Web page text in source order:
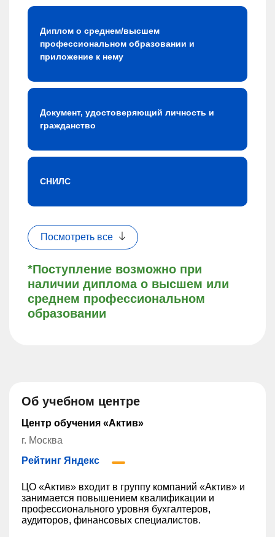
*Поступление возможно при
наличии диплома о высшем или
среднем профессиональном
образовании
Диплом о среднем/высшем
профессиональном образовании и
приложение к нему
Документ, удостоверяющий личность и
гражданство
СНИЛС
Посмотреть все
Об учебном центре
Центр обучения «Актив»
г. Москва
Рейтинг Яндекс
ЦО «Актив» входит в группу компаний «Актив» и
занимается повышением квалификации и
профессионального уровня бухгалтеров,
аудиторов, финансовых специалистов.